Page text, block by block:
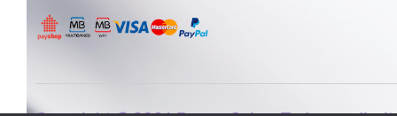
Lactação
Utensílios infantis